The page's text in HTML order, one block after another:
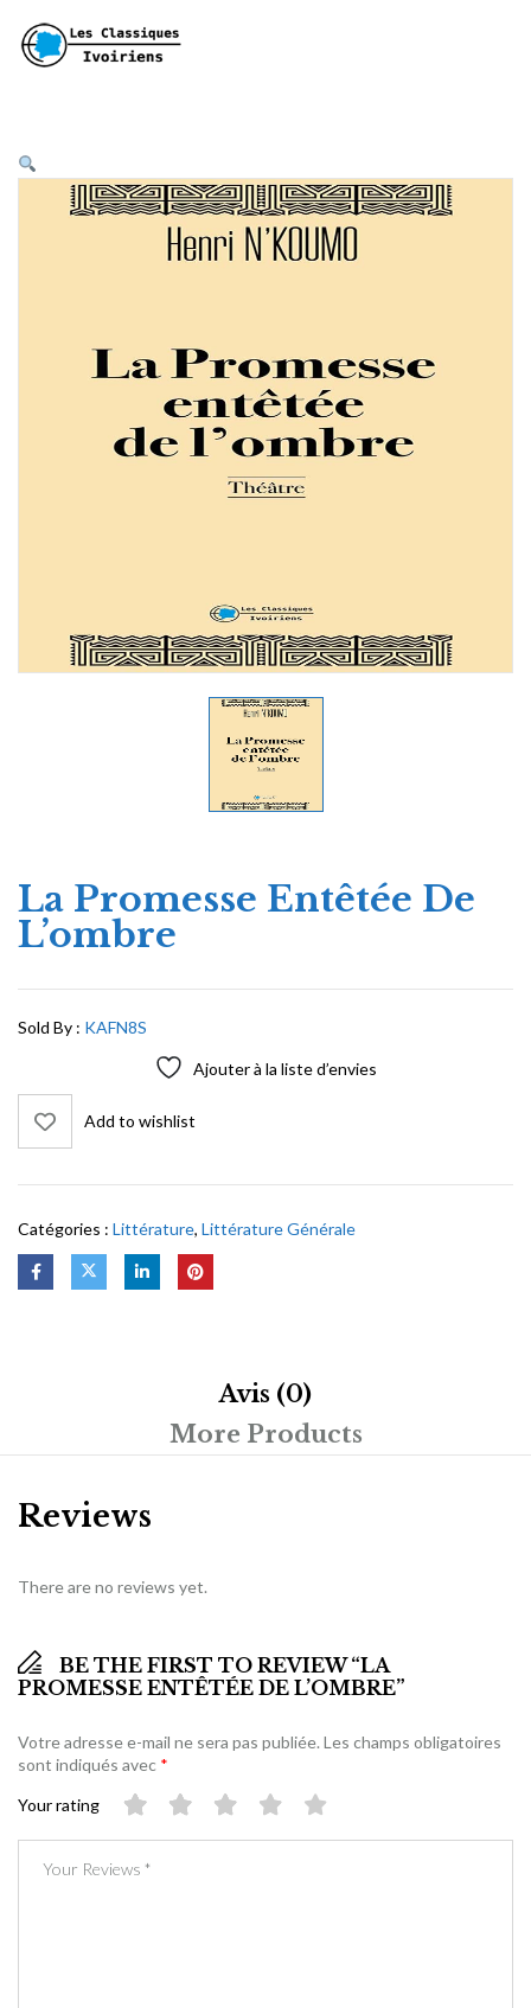
La Promesse Entêtée De
L’ombre
Sold By : KAFN8S
Ajouter à la liste d’envies
Add to wishlist
Catégories : Littérature, Littérature Générale
Avis (0)
More Products
Reviews
There are no reviews yet.
BE THE FIRST TO REVIEW “LA
PROMESSE ENTÊTÉE DE L’OMBRE”
Votre adresse e-mail ne sera pas publiée.Les champs obligatoires
sont indiqués avec *
Your rating